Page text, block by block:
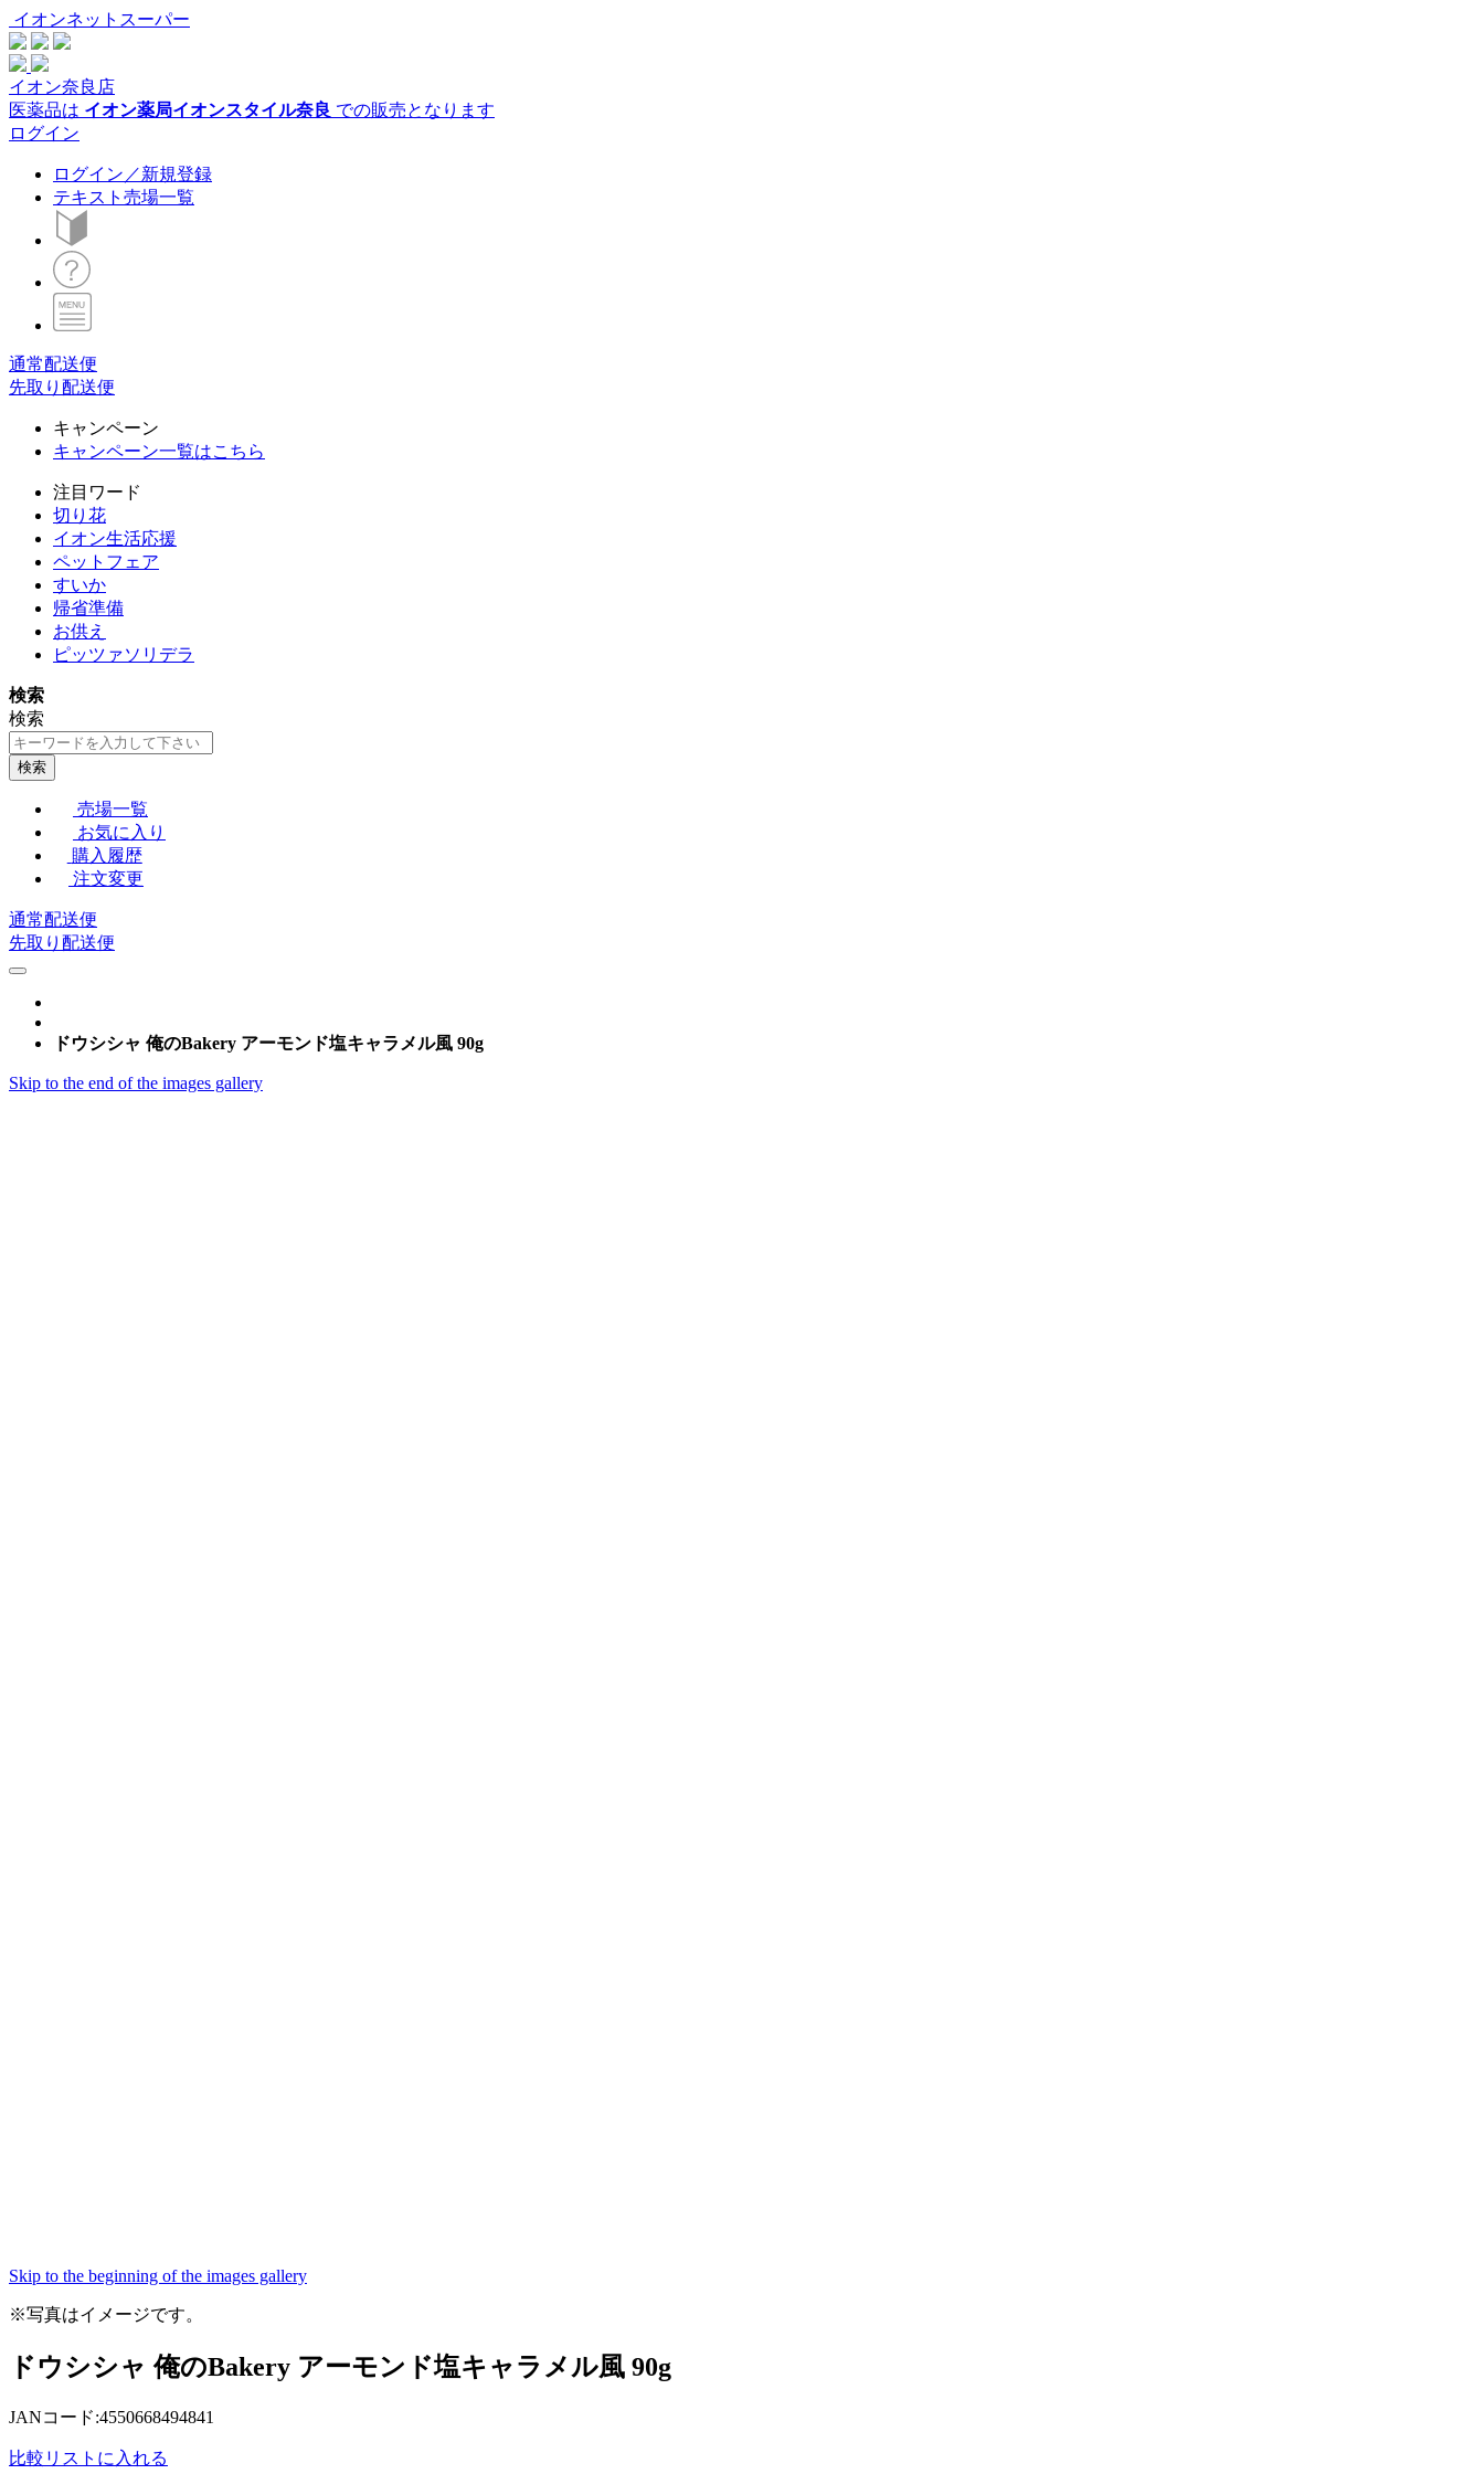
イオンネットスーパー
イオン奈良店
医薬品は イオン薬局イオンスタイル奈良 での販売となります
ログイン
ログイン／新規登録
テキスト売場一覧
通常配送便
先取り配送便
キャンペーン
キャンペーン一覧はこちら
注目ワード
切り花
イオン生活応援
ペットフェア
すいか
帰省準備
お供え
ピッツァソリデラ
検索
検索
検索
売場一覧
お気に入り
購入履歴
注文変更
通常配送便
先取り配送便
ドウシシャ 俺のBakery アーモンド塩キャラメル風 90g
Skip to the end of the images gallery
Skip to the beginning of the images gallery
※写真はイメージです。
ドウシシャ 俺のBakery アーモンド塩キャラメル風 90g
JANコード:4550668494841
比較リストに入れる